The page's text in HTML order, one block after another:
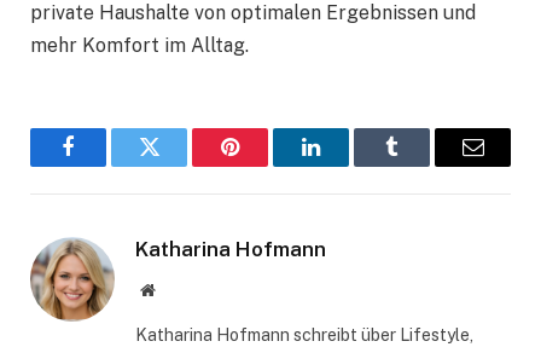
private Haushalte von optimalen Ergebnissen und
mehr Komfort im Alltag.
FacebookTwitter Pinterest LinkedInTumblr Email
Katharina Hofmann
Website
Katharina Hofmann schreibt über Lifestyle,